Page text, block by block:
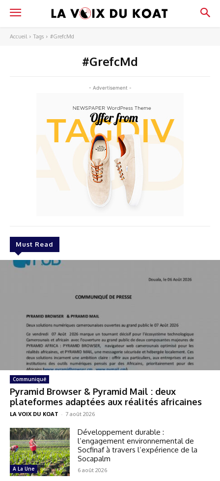
Accueil Tags #GrefcMd
#GrefcMd
- Advertisement -
Must Read
Communiqué
Pyramid Browser & Pyramid Mail : deux
plateformes adaptées aux réalités africaines
LA VOIX DU KOAT - 7 août 2026
A La Une
Développement durable :
l’engagement environnemental de
Socfinaf à travers l’expérience de la
Socapalm
6 août 2026